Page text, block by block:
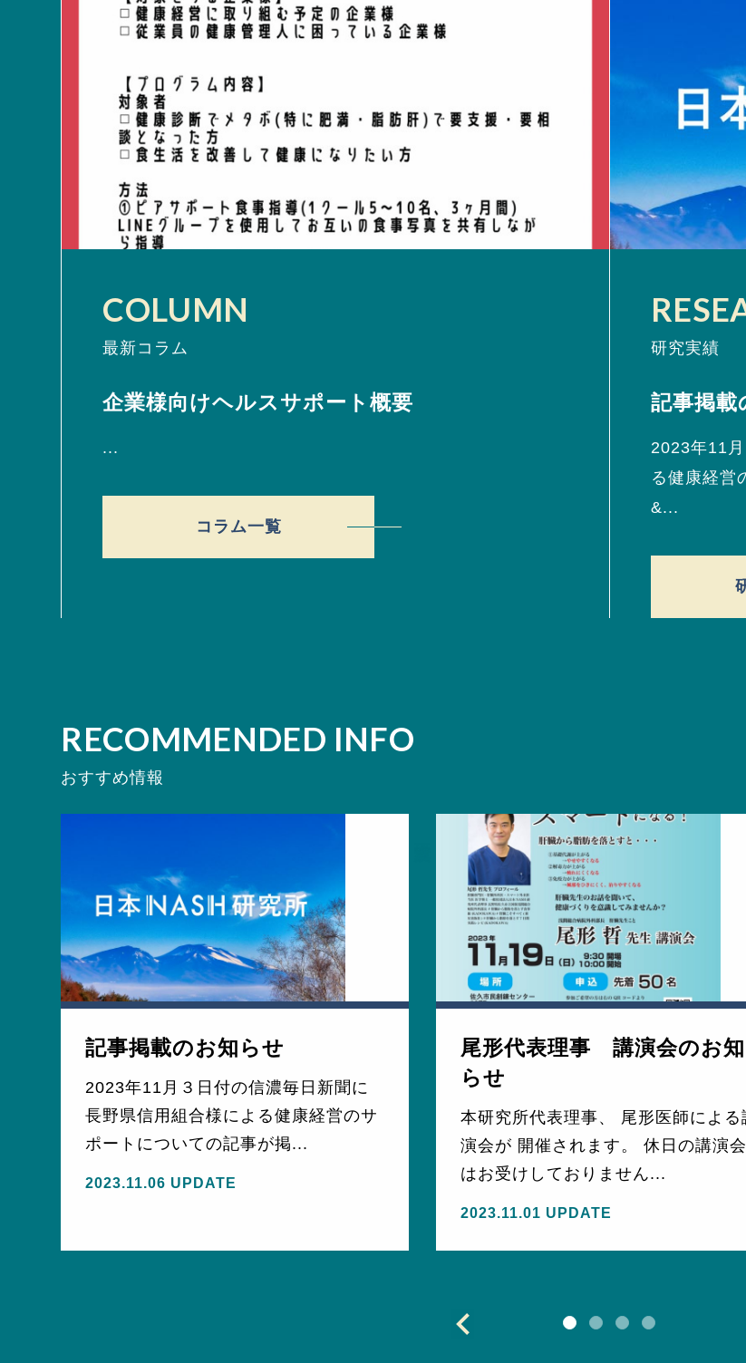
COLUMN
最新コラム
企業様向けヘルスサポート概要
...
コラム一覧
研究実績
記事掲載
2023年11
る健康経営
&...
RECOMMENDED INFO
おすすめ情報
記事掲載のお知らせ
2023年11月３日付の信濃毎日新聞に
長野県信用組合様による健康経営のサ
ポートについての記事が掲...
2023.11.06 UPDATE
尾形代表理事 講演会のお知
らせ
本研究所代表理事、 尾形医師による
演会が 開催されます。 休日の講演会
はお受けしておりません...
2023.11.01 UPDATE